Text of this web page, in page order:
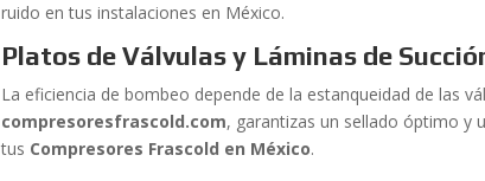
ruido en tus instalaciones en México.
Platos de Válvulas y Láminas de
La eficiencia de bombeo depende de la estanqueidad de las
compresoresfrascold.com, garantizas un sellado óptimo y
tus Compresores Frascold en México.